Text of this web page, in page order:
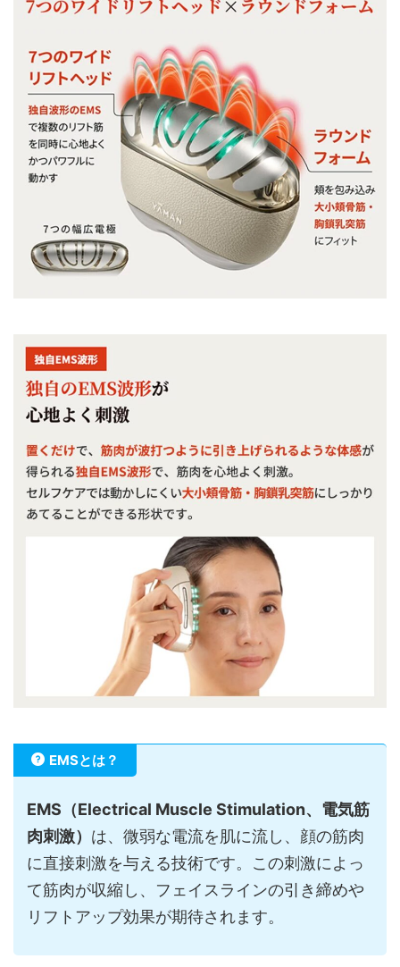
EMSとは？
EMS（Electrical Muscle Stimulation、電気筋
肉刺激） は、微弱な電流を肌に流し、顔の筋肉
に直接刺激を与える技術です。この刺激によっ
て筋肉が収縮し、フェイスラインの引き締めや
リフトアップ効果が期待されます。